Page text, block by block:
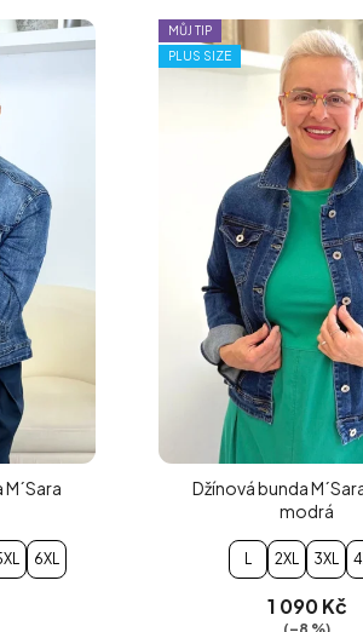
6XL
MŮJ TIP
PLUS SIZE
Džínová bunda
modrá
L 2XL 3XL
1 090 Kč